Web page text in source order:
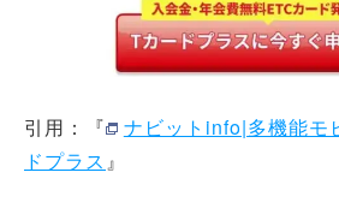
引用：『
ナビットinfo|多機能モ
ドプラス 』